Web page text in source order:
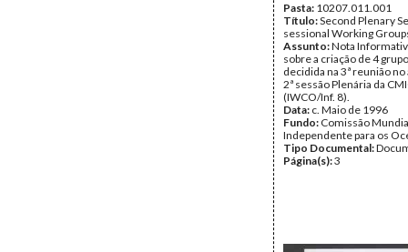
Pasta: 10207.011.001
Título:Second Plenary
sessional Working
Assunto:Nota
sobre a criação de 4
decidida na 3ª reunião
2ª sessão Plenária da
(IWCO/Inf. 8).
Data: c. Maio de 1996
Fundo: Comissão
Independente para os
Tipo Documental:
Página(s):3